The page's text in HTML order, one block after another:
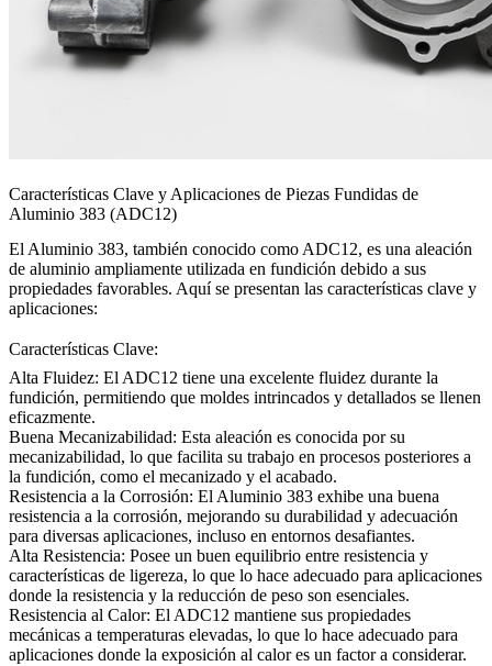
Características Clave y Aplicaciones de Piezas Fundidas de
Aluminio 383 (ADC12)
El Aluminio 383, también conocido como ADC12, es una aleación
de aluminio ampliamente utilizada en fundición debido a sus
propiedades favorables. Aquí se presentan las características clave y
aplicaciones:
Características Clave:
Alta Fluidez: El ADC12 tiene una excelente fluidez durante la
fundición, permitiendo que moldes intrincados y detallados se llenen
eficazmente.
Buena Mecanizabilidad: Esta aleación es conocida por su
mecanizabilidad, lo que facilita su trabajo en procesos posteriores a
la fundición, como el mecanizado y el acabado.
Resistencia a la Corrosión: El Aluminio 383 exhibe una buena
resistencia a la corrosión, mejorando su durabilidad y adecuación
para diversas aplicaciones, incluso en entornos desafiantes.
Alta Resistencia: Posee un buen equilibrio entre resistencia y
características de ligereza, lo que lo hace adecuado para aplicaciones
donde la resistencia y la reducción de peso son esenciales.
Resistencia al Calor: El ADC12 mantiene sus propiedades
mecánicas a temperaturas elevadas, lo que lo hace adecuado para
aplicaciones donde la exposición al calor es un factor a considerar.